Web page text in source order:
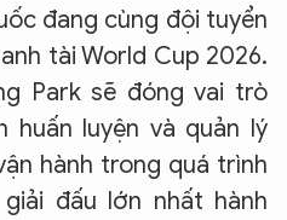
đang cùng đội tuyển
tài World Cup 2026.
Parksẽ đóng vai trò
huấn luyện và quản lý
hành trong quá trình
đấu lớn nhất hành